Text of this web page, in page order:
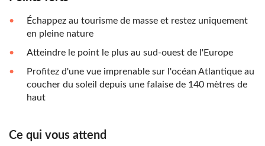
Échappez au tourisme de masse et restez uniquement
en pleine nature
Atteindre le point le plus au sud-ouest de l'Europe
Profitez d'une vue imprenable sur l'océan Atlantique au
coucher du soleil depuis une falaise de 140 mètres de
haut
Ce qui vous attend